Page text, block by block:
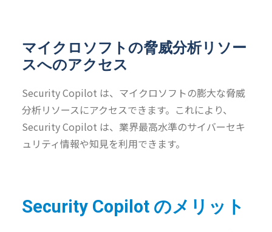
マイクロソフトの脅威分析リソー
スへのアクセス
Security Copilot は、マイクロソフトの膨大な脅威
分析リソースにアクセスできます。これにより、
Security Copilot は、業界最高水準のサイバーセキ
ュリティ情報や知見を利用できます。
Security Copilot のメリット